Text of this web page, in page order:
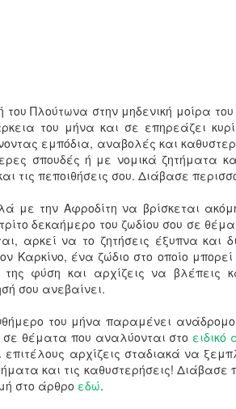
Πλούτωνα στην μηδενική μοίρα
του μήνα και σε επηρεάζει
εμπόδια, αναβολές και
σπουδές ή με νομικά ζητήματα
τις πεποιθήσεις σου. Διάβασε
με την Αφροδίτη να βρίσκεται
δεκαήμερο του ζωδίου σου σε
αρκεί να το ζητήσεις έξυπνα και
Καρκίνο, ένα ζώδιο στο οποίο
της φύση και αρχίζεις να βλέπεις
σου ανεβαίνει.
του μήνα παραμένει
θέματα που αναλύονται στο ειδικό
επιτέλους αρχίζεις σταδιακά να
και τις καθυστερήσεις! Διάβασε
στο άρθρο εδώ.